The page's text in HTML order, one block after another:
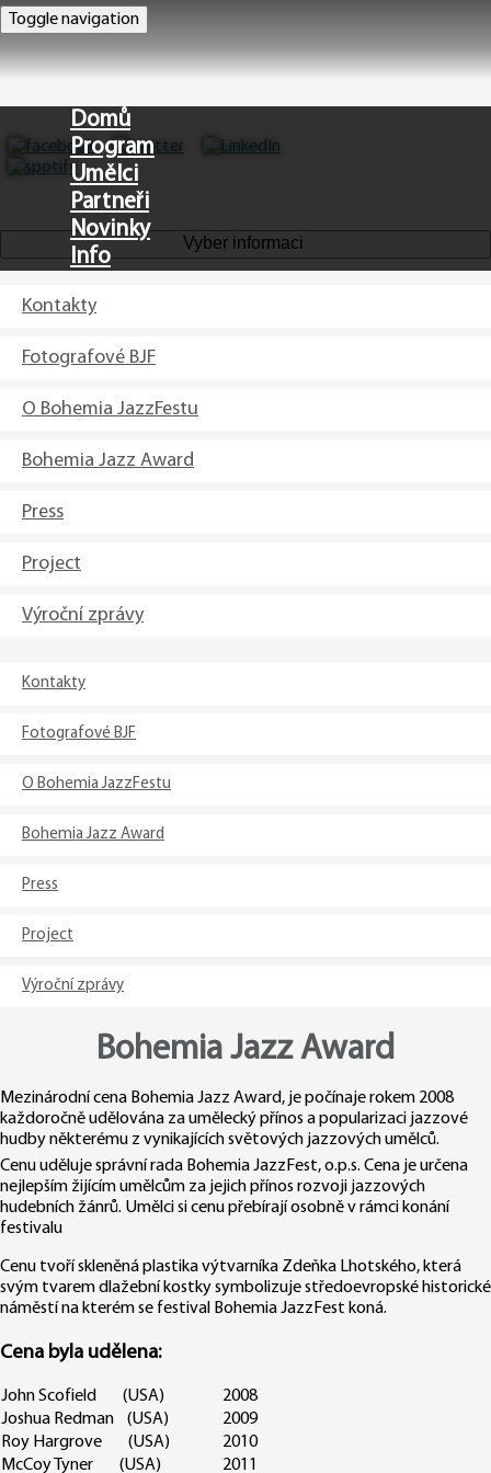
Toggle navigation
Domů
Program
Umělci
Partneři
Novinky
Info
Vyber informaci
Kontakty
Fotografové BJF
O Bohemia JazzFestu
Bohemia Jazz Award
Press
Project
Výroční zprávy
Kontakty
Fotografové BJF
O Bohemia JazzFestu
Bohemia Jazz Award
Press
Project
Výroční zprávy
Bohemia Jazz Award
Mezinárodní cena Bohemia Jazz Award, je počínaje rokem 2008
každoročně udělována za umělecký přínos a popularizaci jazzové
hudby některému z vynikajících světových jazzových umělců.
Cenu uděluje správní rada Bohemia JazzFest, o.p.s. Cena je určena
nejlepším žijícím umělcům za jejich přínos rozvoji jazzových
hudebních žánrů. Umělci si cenu přebírají osobně v rámci konání
festivalu
Cenu tvoří skleněná plastika výtvarníka Zdeňka Lhotského, která
svým tvarem dlažební kostky symbolizuje středoevropské historické
náměstí na kterém se festival Bohemia JazzFest koná.
Cena byla udělena:
John Scofield (USA)
2008
Joshua Redman (USA)
2009
Roy Hargrove (USA)
2010
McCoy Tyner (USA)
2011